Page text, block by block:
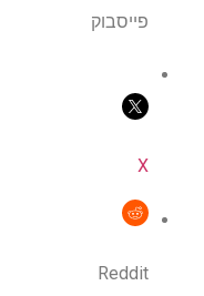
פייסבוק
X
Reddit